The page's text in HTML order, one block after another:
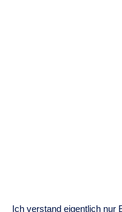
Ich verstand eigentlich nur